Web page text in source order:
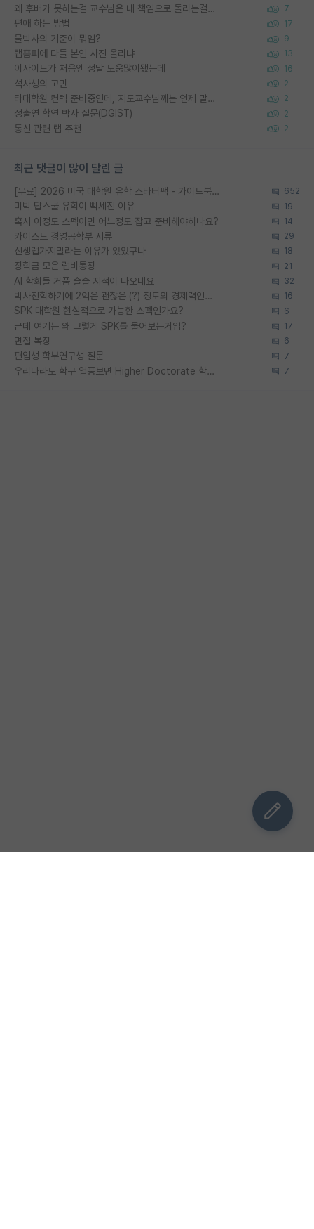
왜 후배가 못하는걸 교수님은 내 책임으로 돌리는걸까요? 7
편애 하는 방법 17
물박사의 기준이 뭐임? 9
랩홈피에 다들 본인 사진 올리냐 13
이사이트가 처음엔 정말 도움많이됐는데 16
석사생의 고민 2
타대학원 컨텍 준비중인데, 지도교수님께는 언제 말씀드려야 할까요? 2
정출연 학연 박사 질문(DGIST) 2
통신 관련 랩 추천 2
최근 댓글이 많이 달린 글
[무료] 2026 미국 대학원 유학 스타터팩 - 가이드북 & 합격자 컨택메일 템플릿 652
미박 탑스쿨 유학이 빡세진 이유 19
혹시 이정도 스펙이면 어느정도 잡고 준비해야하나요? 14
카이스트 경영공학부 서류 29
신생랩가지말라는 이유가 있었구나 18
장학금 모은 랩비통장 21
AI 학회들 거품 슬슬 지적이 나오네요 32
박사진학하기에 2억은 괜찮은 (?) 정도의 경제력인가요 16
SPK 대학원 현실적으로 가능한 스펙인가요? 6
근데 여기는 왜 그렇게 SPK를 물어보는거임? 17
면접 복장 6
편입생 학부연구생 질문 7
우리나라도 학구 열풍보면 Higher Doctorate 학위가 필요하다고 봅니다. 7